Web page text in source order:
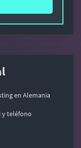
en Alemania
y teléfono